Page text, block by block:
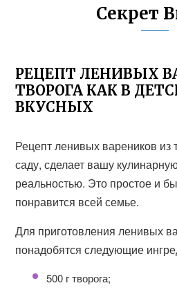
Секрет
РЕЦЕПТ ЛЕНИВЫХ
ТВОРОГА КАК В
ВКУСНЫХ
Рецепт ленивых вареников из
саду, сделает вашу
реальностью. Это простое и
понравится всей семье.
Для приготовления ленивых
понадобятся следующие
500 г творога;